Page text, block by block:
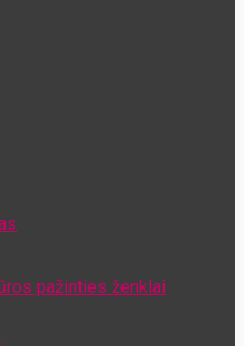
pažinties ženklai